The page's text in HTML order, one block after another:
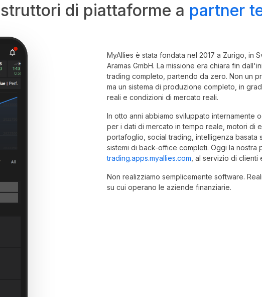
di piattaforme a partner
MyAllies è stata fondata nel 2017 a Zurigo, in
Aramas GmbH. La missione era chiara fin
trading completo, partendo da zero. Non un
ma un sistema di produzione completo, in
reali e condizioni di mercato reali.
In otto anni abbiamo sviluppato internamente
per i dati di mercato in tempo reale, motori di
portafoglio, social trading, intelligenza basata
sistemi di back-office completi. Oggi la nostra
trading.apps.myallies.com, al servizio di clienti
Non realizziamo semplicemente software.
su cui operano le aziende finanziarie.